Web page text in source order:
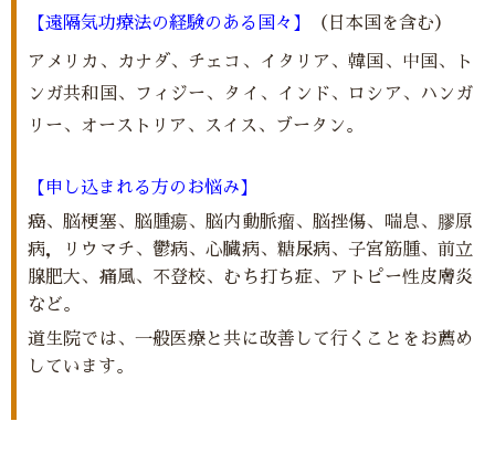
【遠隔気功療法の経験のある国々】 （日本国を含む）
アメリカ、カナダ、チェコ、イタリア、韓国、中国、ト
ンガ共和国、フィジー、タイ、インド、ロシア、ハンガ
リー、オーストリア、スイス、ブータン。
【申し込まれる方のお悩み】
癌、脳梗塞、脳腫瘍、脳内動脈瘤、脳挫傷、喘息、膠原
病，リウマチ、鬱病、心臓病、糖尿病、子宮筋腫、前立
腺肥大、痛風、不登校、むち打ち症、アトピー性皮膚炎
など。
道生院では、一般医療と共に改善して行くことをお薦め
しています。